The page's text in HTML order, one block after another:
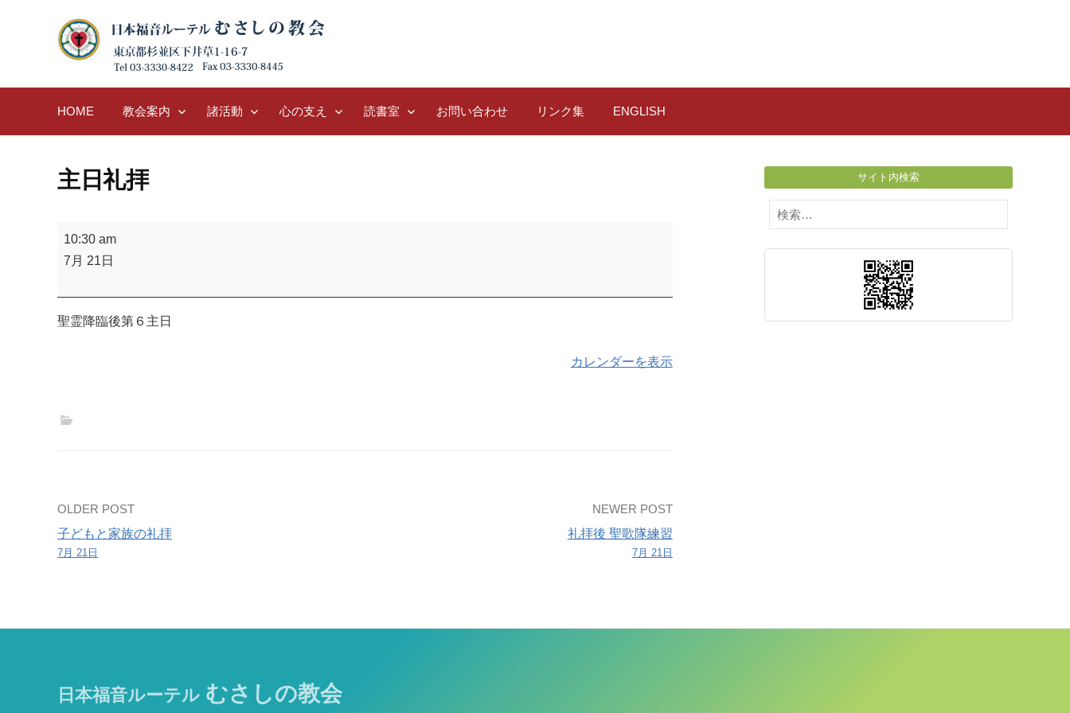
HOME 教会案内 諸活動 心の支え 読書室 お問い合わせ リンク集 ENGLISH
主日礼拝
主
日
拝
10:30 am
7月 21日
聖霊降臨後第６主日
カレンダーを表示
Post
navigation
OLDER POST
子どもと家族の礼拝
7月 21日
NEWER POST
礼拝後 聖歌隊練習
7月 21日
サイト内検索
検
索:
日本福音ルーテル むさしの教会